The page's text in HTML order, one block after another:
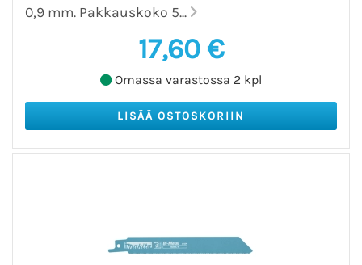
0,9 mm. Pakkauskoko 5...
17,60 €
Omassa varastossa 2 kpl